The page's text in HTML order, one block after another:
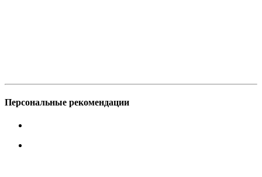
Персональные рекомендации